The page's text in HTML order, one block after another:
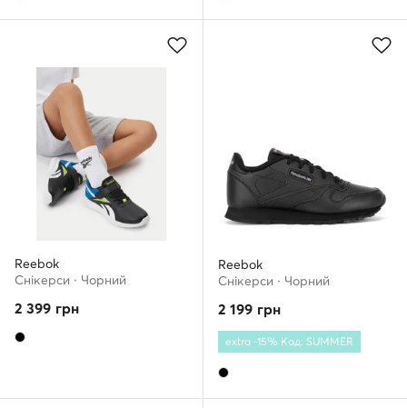
Reebok
Снікерcи · Чорний
2 399 грн
Reebok
Снікерcи · Чорний
2 199 грн
extra -15% Код: SUMMER